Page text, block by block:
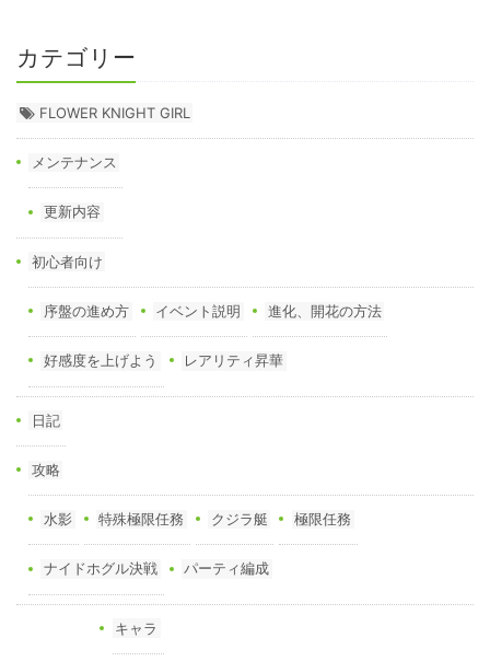
カテゴリー
FLOWER KNIGHT GIRL
メンテナンス
更新内容
初心者向け
序盤の進め方 イベント説明 進化、開花の方法
好感度を上げよう レアリティ昇華
日記
攻略
水影 特殊極限任務 クジラ艇 極限任務
ナイドホグル決戦 パーティ編成
キャラ